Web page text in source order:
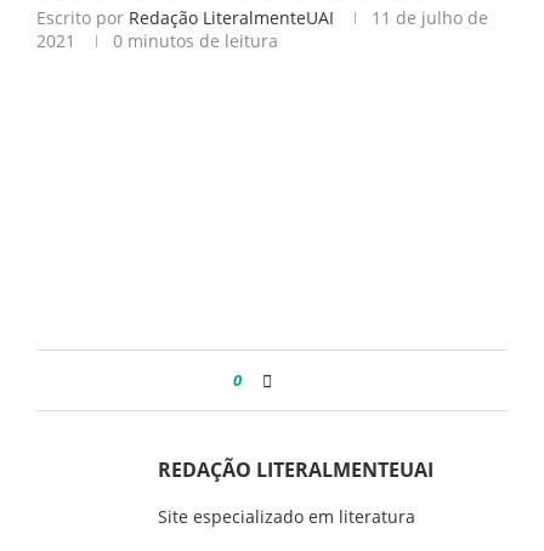
Escrito por Redação LiteralmenteUAI
11 de julho de
2021
0 minutos de leitura
0
REDAÇÃO LITERALMENTEUAI
Site especializado em literatura